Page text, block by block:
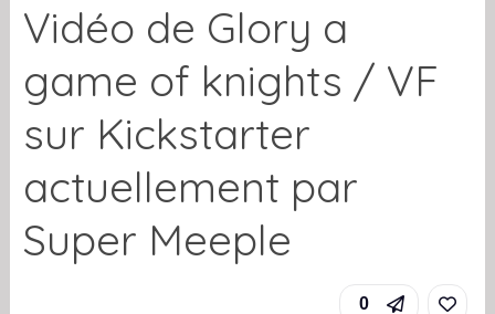
Vidéo de Glory a
game of knights / VF
sur Kickstarter
actuellement par
Super Meeple
0